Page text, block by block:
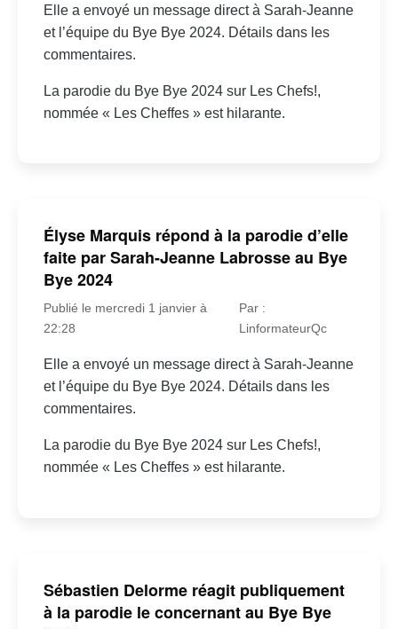
Elle a envoyé un message direct à Sarah-Jeanne
et l’équipe du Bye Bye 2024. Détails dans les
commentaires.
La parodie du Bye Bye 2024 sur Les Chefs!,
nommée « Les Cheffes » est hilarante.
Élyse Marquis répond à la parodie d’elle
faite par Sarah-Jeanne Labrosse au Bye
Bye 2024
Publié le mercredi 1 janvier à
22:28
Par :
LinformateurQc
Elle a envoyé un message direct à Sarah-Jeanne
et l’équipe du Bye Bye 2024. Détails dans les
commentaires.
La parodie du Bye Bye 2024 sur Les Chefs!,
nommée « Les Cheffes » est hilarante.
Sébastien Delorme réagit publiquement
à la parodie le concernant au Bye Bye